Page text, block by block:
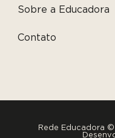
Sobre a Educadora
Contato
Rede Educadora